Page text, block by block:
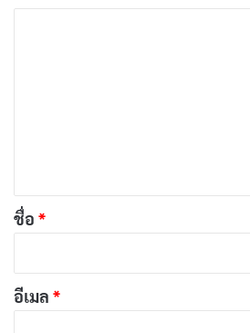
เผยแพร่เมื่อ: 2 วัน ที่ผ่า
เผยแพร่เมื่อ: 6 วัน ที่ผ่า
เรื่องด้วยบทบาทนักวิทยาศาสตร์ลึก
*
ชื่อ *
อีเมล *